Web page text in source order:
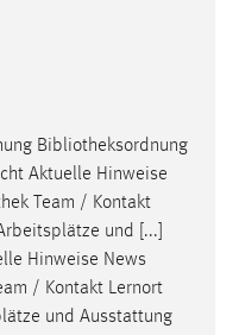
Bibliotheksordnung
Aktuelle Hinweise
Team / Kontakt
und [...]
Hinweise News
/ Kontakt Lernort
und Ausstattung